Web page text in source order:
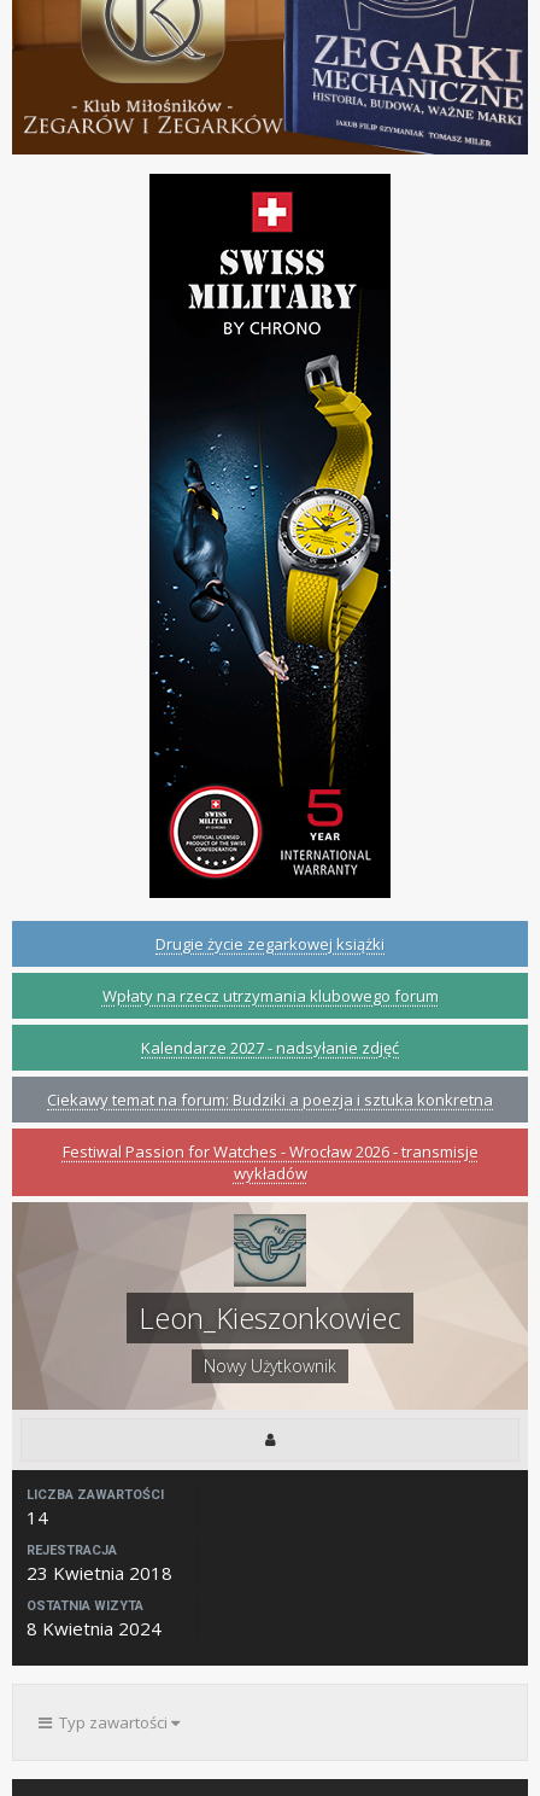
Drugie życie zegarkowej książki
Wpłaty na rzecz utrzymania klubowego forum
Kalendarze 2027 - nadsyłanie zdjęć
Ciekawy temat na forum: Budziki a poezja i sztuka konkretna
Festiwal Passion for Watches - Wrocław 2026 - transmisje
wykładów
Leon_Kieszonkowiec
Nowy Użytkownik
LICZBA ZAWARTOŚCI
14
REJESTRACJA
23 Kwietnia 2018
OSTATNIA WIZYTA
8 Kwietnia 2024
Typ zawartości